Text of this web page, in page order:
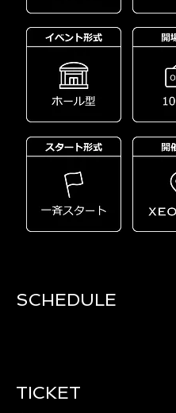
SCHEDULE​
TICKET